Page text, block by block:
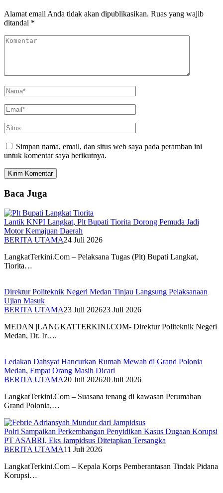
Alamat email Anda tidak akan dipublikasikan. Ruas yang wajib
ditandai *
Simpan nama, email, dan situs web saya pada peramban ini
untuk komentar saya berikutnya.
Baca Juga
Lantik KNPI Langkat, Plt Bupati Tiorita Dorong Pemuda Jadi
Motor Kemajuan Daerah
BERITA UTAMA24 Juli 2026
LangkatTerkini.Com – Pelaksana Tugas (Plt) Bupati Langkat,
Tiorita…
Direktur Politeknik Negeri Medan Tinjau Langsung Pelaksanaan
Ujian Masuk
BERITA UTAMA23 Juli 202623 Juli 2026
MEDAN |LANGKATTERKINI.COM- Direktur Politeknik Negeri
Medan, Dr. Ir….
Ledakan Dahsyat Hancurkan Rumah Mewah di Grand Polonia
Medan, Empat Orang Masih Dicari
BERITA UTAMA20 Juli 202620 Juli 2026
LangkatTerkini.Com – Suasana tenang di kawasan Perumahan
Grand Polonia,…
Polri Sampaikan Perkembangan Penyidikan Kasus Dugaan Korupsi
PT ASABRI, Eks Jampidsus Ditetapkan Tersangka
BERITA UTAMA11 Juli 2026
LangkatTerkini.Com – Kepala Korps Pemberantasan Tindak Pidana
Korupsi…